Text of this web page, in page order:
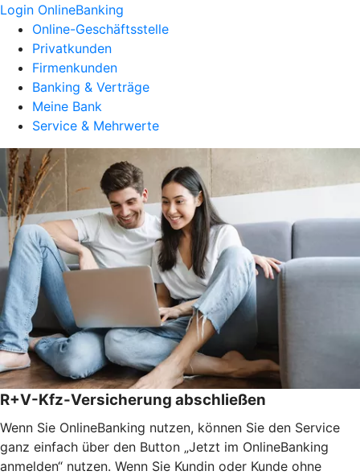
Login OnlineBanking
Online-Geschäftsstelle
Privatkunden
Firmenkunden
Banking & Verträge
Meine Bank
Service & Mehrwerte
R+V-Kfz-Versicherung abschließen
Wenn Sie OnlineBanking nutzen, können Sie den Service
ganz einfach über den Button „Jetzt im OnlineBanking
anmelden“ nutzen. Wenn Sie Kundin oder Kunde ohne